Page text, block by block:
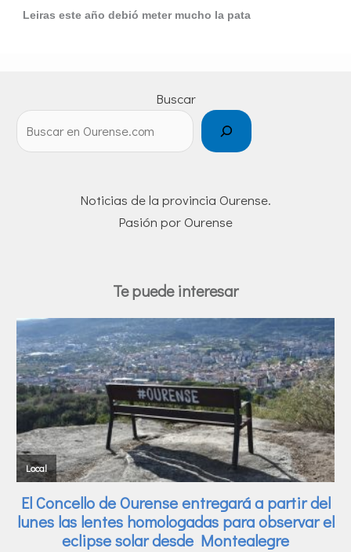
Leiras este año debió meter mucho la pata
Buscar
Noticias de la provincia Ourense.
Pasión por Ourense
Te puede interesar